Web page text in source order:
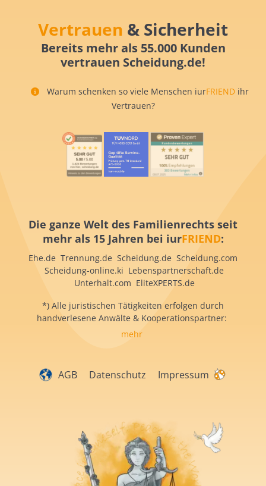
Vertrauen & Sicherheit
Bereits mehr als 55.000 Kunden
vertrauen Scheidung.de!
Warum schenken so viele Menschen iurFRIEND ihr
Vertrauen?
Die ganze Welt des Familienrechts seit
mehr als 15 Jahren bei iurFRIEND:
Ehe.de Trennung.de Scheidung.de Scheidung.com
Scheidung-online.ki Lebenspartnerschaft.de
Unterhalt.com EliteXPERTS.de
*) Alle juristischen Tätigkeiten erfolgen durch
handverlesene Anwälte & Kooperationspartner:
mehr
AGB Datenschutz Impressum